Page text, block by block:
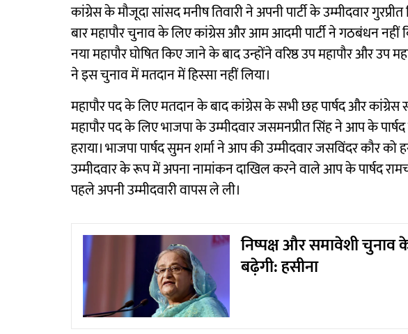
कांग्रेस के मौजूदा सांसद मनीष तिवारी ने अपनी पार्टी के उम्मीदवार
बार महापौर चुनाव के लिए कांग्रेस और आम आदमी पार्टी ने गठबंधन नहीं
नया महापौर घोषित किए जाने के बाद उन्होंने वरिष्ठ उप महापौर और उप
ने इस चुनाव में मतदान में हिस्सा नहीं लिया।
महापौर पद के लिए मतदान के बाद कांग्रेस के सभी छह पार्षद और कांग्रेस
महापौर पद के लिए भाजपा के उम्मीदवार जसमनप्रीत सिंह ने आप के
हराया। भाजपा पार्षद सुमन शर्मा ने आप की उम्मीदवार जसविंदर कौर को
उम्मीदवार के रूप में अपना नामांकन दाखिल करने वाले आप के पार्षद
पहले अपनी उम्मीदवारी वापस ले ली।
निष्पक्ष और समावेशी चुनाव
बढ़ेगी: हसीना